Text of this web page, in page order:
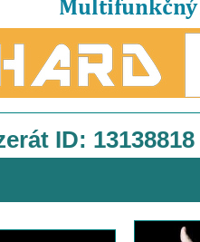
ID: 13138818